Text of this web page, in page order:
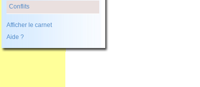
Conflits
Afficher le carnet
Aide ?